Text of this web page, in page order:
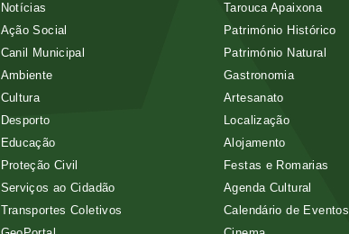
Notícias
Ação Social
Canil Municipal
Ambiente
Cultura
Desporto
Educação
Proteção Civil
Serviços ao Cidadão
Transportes Coletivos
Tarouca Apaixona
Património Histórico
Património Natural
Gastronomia
Artesanato
Localização
Alojamento
Festas e Romarias
Agenda Cultural
Calendário de Eventos